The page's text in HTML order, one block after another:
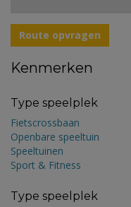
Route opvragen
Kenmerken
Type speelplek
Fietscrossbaan
Openbare speeltuin
Speeltuinen
Sport & Fitness
Type speelplek